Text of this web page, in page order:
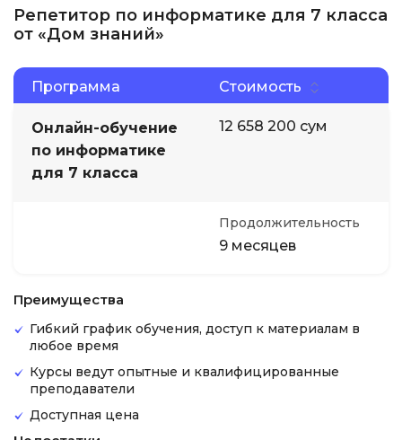
Репетитор по информатике для 7 класса
от «Дом знаний»
Программа Стоимость
Онлайн-обучение
по информатике
для 7 класса
12 658 200 сум
Продолжительность
9 месяцев
Преимущества
Гибкий график обучения, доступ к материалам в
любое время
Курсы ведут опытные и квалифицированные
преподаватели
Доступная цена